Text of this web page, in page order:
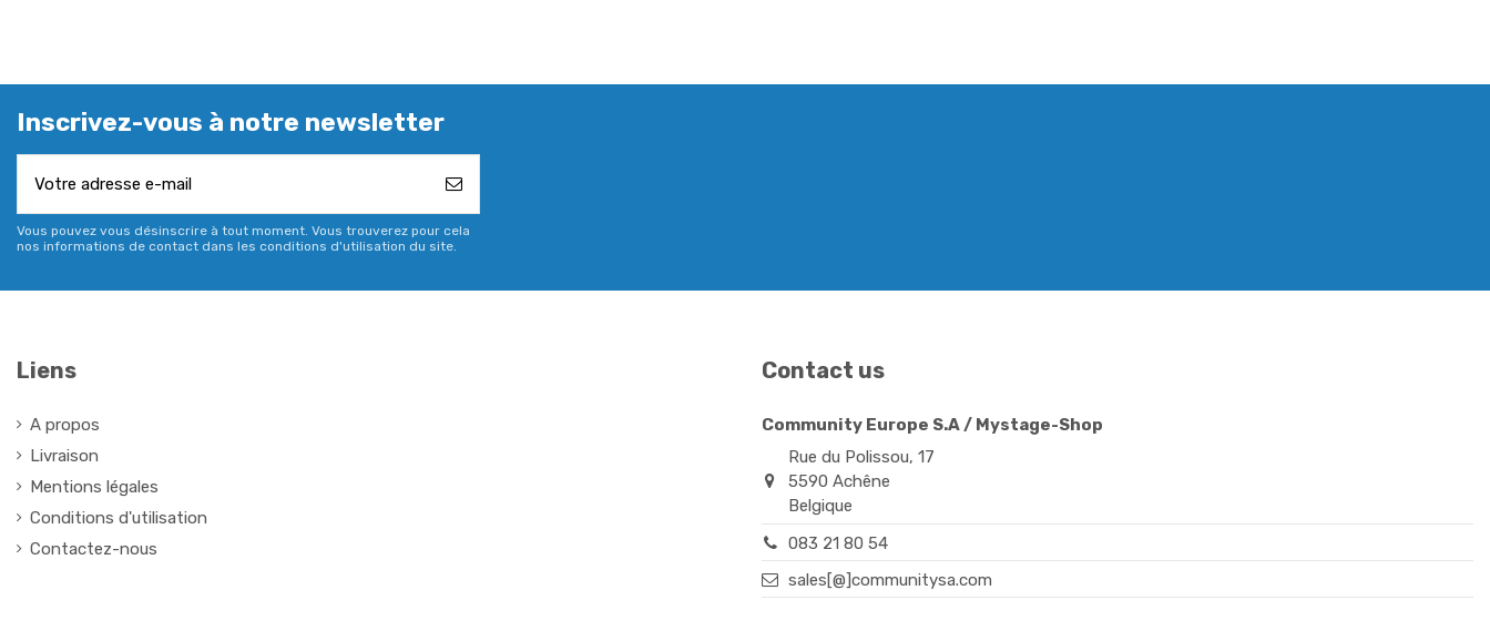
Inscrivez-vous à notre newsletter
Vous pouvez vous désinscrire à tout moment. Vous trouverez pour cela
nos informations de contact dans les conditions d'utilisation du site.
Liens
A propos
Livraison
Mentions légales
Conditions d'utilisation
Contactez-nous
Contact us
Community Europe S.A / Mystage-Shop
Rue du Polissou, 17
5590 Achêne
Belgique
083 21 80 54
sales[@]communitysa.com